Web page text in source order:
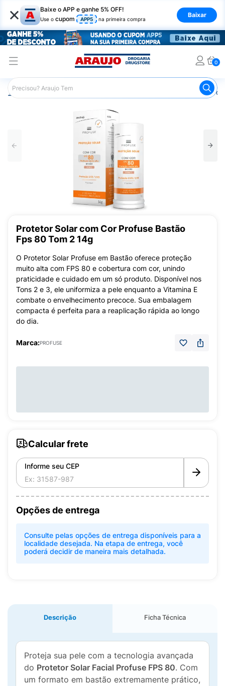
× Baixe o APP e ganhe 5% OFF!
Use o cupom APP5 na primeira compra
Baixar
0
Araujo Beleza e Cuidados
Protetor Solar com Cor Profuse Bastão
Fps 80 Tom 2 14g
O Protetor Solar Profuse em Bastão oferece proteção
muito alta com FPS 80 e cobertura com cor, unindo
praticidade e cuidado em um só produto. Disponível nos
Tons 2 e 3, ele uniformiza a pele enquanto a Vitamina E
combate o envelhecimento precoce. Sua embalagem
compacta é perfeita para a reaplicação rápida ao longo
do dia.
Marca:PROFUSE
Calcular frete
Informe seu CEP
Opções de entrega
Consulte pelas opções de entrega disponíveis para a
localidade desejada. Na etapa de entrega, você
poderá decidir de maneira mais detalhada.
Descrição Ficha Técnica
Proteja sua pele com a tecnologia avançada
do Protetor Solar Facial Profuse FPS 80. Com
um formato em bastão extremamente prático,